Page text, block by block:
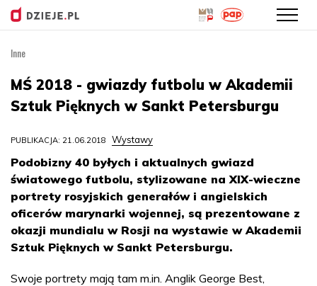
treści
Inne
MŚ 2018 - gwiazdy futbolu w Akademii
Sztuk Pięknych w Sankt Petersburgu
PUBLIKACJA: 21.06.2018 Wystawy
Podobizny 40 byłych i aktualnych gwiazd
światowego futbolu, stylizowane na XIX-wieczne
portrety rosyjskich generałów i angielskich
oficerów marynarki wojennej, są prezentowane z
okazji mundialu w Rosji na wystawie w Akademii
Sztuk Pięknych w Sankt Petersburgu.
Swoje portrety mają tam m.in. Anglik George Best,